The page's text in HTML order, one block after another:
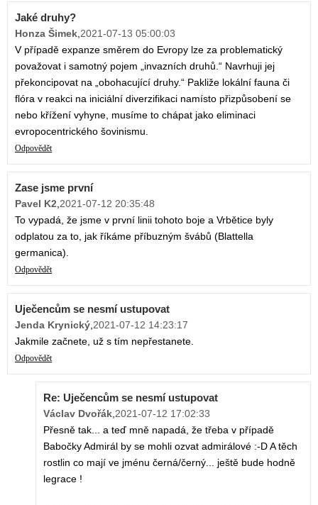
Jaké druhy?
Honza Šimek,2021-07-13 05:00:03
V případě expanze směrem do Evropy lze za problematický
považovat i samotný pojem „invazních druhů.“ Navrhuji jej
překoncipovat na „obohacující druhy.“ Pakliže lokální fauna či
flóra v reakci na iniciální diverzifikaci namísto přizpůsobení se
nebo křížení vyhyne, musíme to chápat jako eliminaci
evropocentrického šovinismu.
Odpovědět
Zase jsme první
Pavel K2,2021-07-12 20:35:48
To vypadá, že jsme v první linii tohoto boje a Vrbětice byly
odplatou za to, jak říkáme příbuzným švábů (Blattella
germanica).
Odpovědět
Uječencům se nesmí ustupovat
Jenda Krynický,2021-07-12 14:23:17
Jakmile začnete, už s tím nepřestanete.
Odpovědět
Re: Uječencům se nesmí ustupovat
Václav Dvořák,2021-07-12 17:02:33
Přesně tak... a teď mně napadá, že třeba v případě
Babočky Admirál by se mohli ozvat admirálové :-D A těch
rostlin co mají ve jménu černá/černý... ještě bude hodně
legrace !